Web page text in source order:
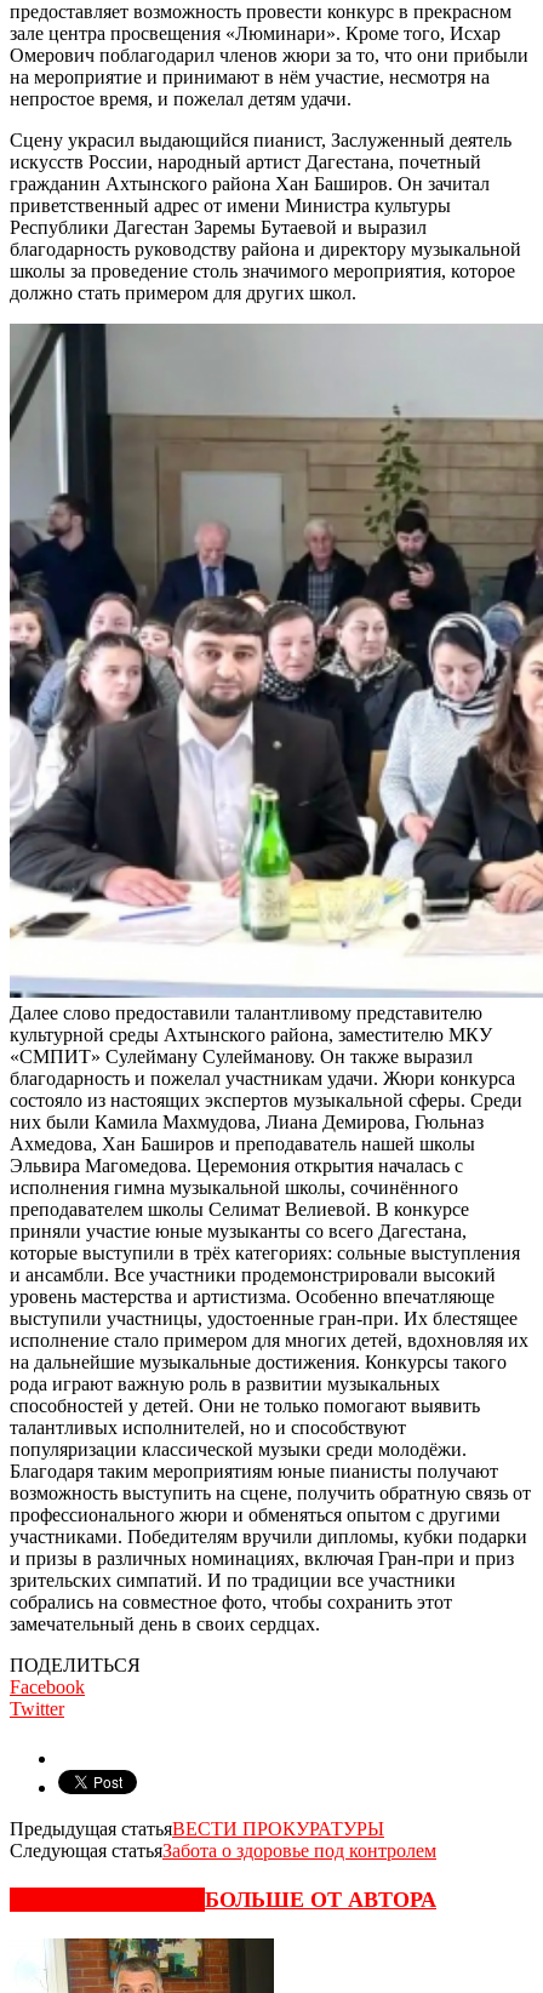
предоставляет возможность провести конкурс в прекрасном
зале центра просвещения «Люминари». Кроме того, Исхар
Омерович поблагодарил членов жюри за то, что они прибыли
на мероприятие и принимают в нём участие, несмотря на
непростое время, и пожелал детям удачи.
Сцену украсил выдающийся пианист, Заслуженный деятель
искусств России, народный артист Дагестана, почетный
гражданин Ахтынского района Хан Баширов. Он зачитал
приветственный адрес от имени Министра культуры
Республики Дагестан Заремы Бутаевой и выразил
благодарность руководству района и директору музыкальной
школы за проведение столь значимого мероприятия, которое
должно стать примером для других школ.
Далее слово предоставили талантливому представителю
культурной среды Ахтынского района, заместителю МКУ
«СМПИТ» Сулейману Сулейманову. Он также выразил
благодарность и пожелал участникам удачи. Жюри конкурса
состояло из настоящих экспертов музыкальной сферы. Среди
них были Камила Махмудова, Лиана Демирова, Гюльназ
Ахмедова, Хан Баширов и преподаватель нашей школы
Эльвира Магомедова. Церемония открытия началась с
исполнения гимна музыкальной школы, сочинённого
преподавателем школы Селимат Велиевой. В конкурсе
приняли участие юные музыканты со всего Дагестана,
которые выступили в трёх категориях: сольные выступления
и ансамбли. Все участники продемонстрировали высокий
уровень мастерства и артистизма. Особенно впечатляюще
выступили участницы, удостоенные гран-при. Их блестящее
исполнение стало примером для многих детей, вдохновляя их
на дальнейшие музыкальные достижения. Конкурсы такого
рода играют важную роль в развитии музыкальных
способностей у детей. Они не только помогают выявить
талантливых исполнителей, но и способствуют
популяризации классической музыки среди молодёжи.
Благодаря таким мероприятиям юные пианисты получают
возможность выступить на сцене, получить обратную связь от
профессионального жюри и обменяться опытом с другими
участниками. Победителям вручили дипломы, кубки подарки
и призы в различных номинациях, включая Гран-при и приз
зрительских симпатий. И по традиции все участники
собрались на совместное фото, чтобы сохранить этот
замечательный день в своих сердцах.
ПОДЕЛИТЬСЯ
Facebook
Twitter
Предыдущая статьяВЕСТИ ПРОКУРАТУРЫ
Следующая статьяЗабота о здоровье под контролем
БОЛЬШЕ ОТ АВТОРА